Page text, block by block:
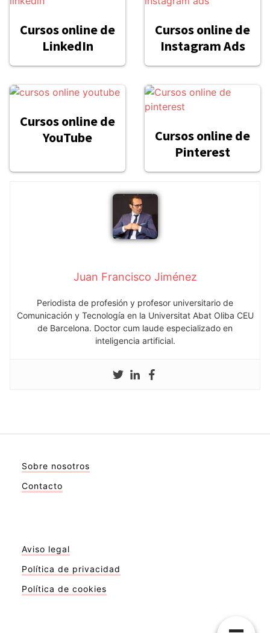
Cursos online de
LinkedIn
Cursos online de
Instagram Ads
Cursos online de
YouTube
Cursos online de
Pinterest
Juan Francisco Jiménez
Periodista de profesión y profesor universitario de
Comunicación y Tecnología en la Universitat Abat Oliba CEU
de Barcelona. Doctor cum laude especializado en
inteligencia artificial.
Sobre nosotros
Contacto
Aviso legal
Política de privacidad
Política de cookies